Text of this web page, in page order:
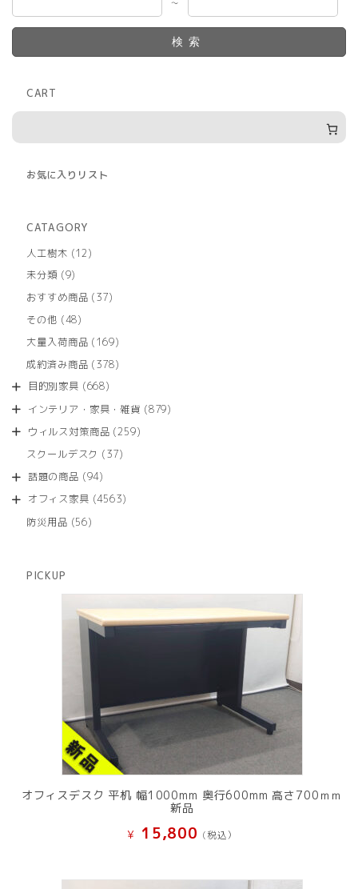
～
検索
CART
お気に入りリスト
CATAGORY
人工樹木
1212
商
未分類 99
の
商
おすすめ商品 3737
商
その他 4848
の
商
大量入荷商品 169169
の
成約済み商品 378378
商
目的別家具 668668
の
商
インテリア・家具・雑貨 879879
ウィルス対策商品 259259
スクールデスク 3737
商
話題の商品 9494
の
オフィス家具 45634563
防災用品 5656
PICKUP
オフィスデスク 平机 幅1000mm 奥行600mm 高さ700ｍｍ
新品
¥ 15,800 (税込）